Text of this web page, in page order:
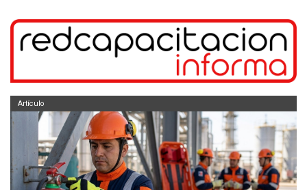
Artículo